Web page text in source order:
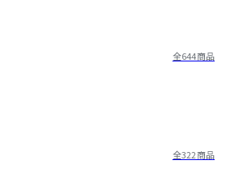
全644商品
全322商品